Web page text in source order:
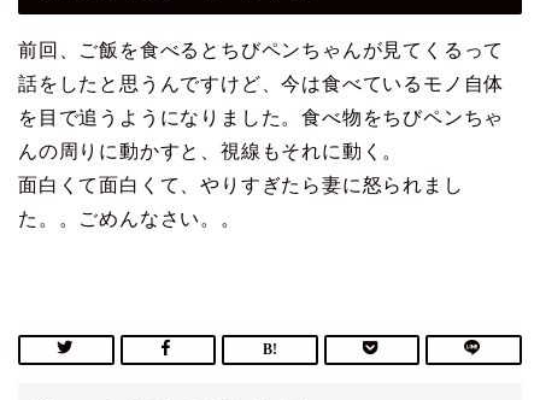
前回、ご飯を食べるとちびペンちゃんが見てくるって
話をしたと思うんですけど、今は食べているモノ自体
を目で追うようになりました。食べ物をちびペンちゃ
んの周りに動かすと、視線もそれに動く。
面白くて面白くて、やりすぎたら妻に怒られまし
た。。ごめんなさい。。